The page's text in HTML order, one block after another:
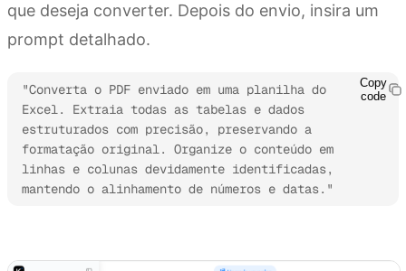
que deseja converter. Depois do envio, insira um
prompt detalhado.
"Converta o PDF enviado em uma planilha do
Excel. Extraia todas as tabelas e dados
estruturados com precisão, preservando a
formatação original. Organize o conteúdo em
linhas e colunas devidamente identificadas,
mantendo o alinhamento de números e datas."
Copy
code